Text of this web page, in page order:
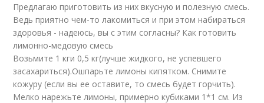
Предлагаю приготовить из них вкусную и полезную смесь.
Ведь приятно чем-то лакомиться и при этом набираться
здоровья - надеюсь, вы с этим согласны? Как готовить
лимонно-медовую смесь
Возьмите 1 кги 0,5 кг(лучше жидкого, не успевшего
засахариться).Ошпарьте лимоны кипятком. Снимите
кожуру (если вы ее оставите, то смесь будет горчить).
Мелко нарежьте лимоны, примерно кубиками 1*1 см. Из